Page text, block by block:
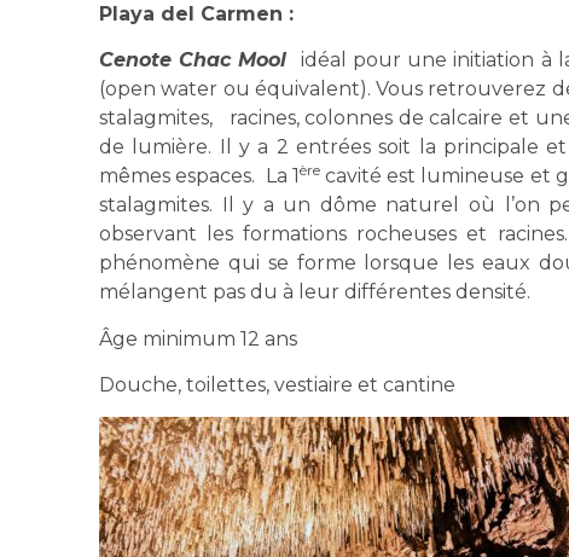
Playa del Carmen :
Cenote Chac Mool
idéal pour une initiation à
(open water ou équivalent). Vous retrouverez
stalagmites, racines, colonnes de calcaire et
de lumière. Il y a 2 entrées soit la principale
mêmes espaces. La 1 èrecavité est lumineuse et
stalagmites. Il y a un dôme naturel où l’on
observant les formations rocheuses et
phénomène qui se forme lorsque les eaux
mélangent pas du à leur différentes densité.
Âge minimum 12 ans
Douche, toilettes, vestiaire et cantine